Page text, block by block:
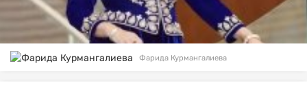
Фарида Курмангалиева